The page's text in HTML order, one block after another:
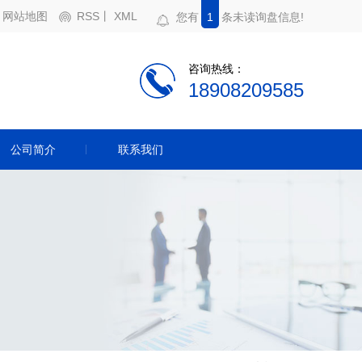
网站地图 RSS XML 您有 1 条未读询盘信息!
咨询热线：
18908209585
公司简介 联系我们